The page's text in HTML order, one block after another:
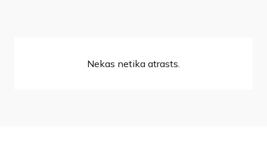
Nekas netika atrasts.